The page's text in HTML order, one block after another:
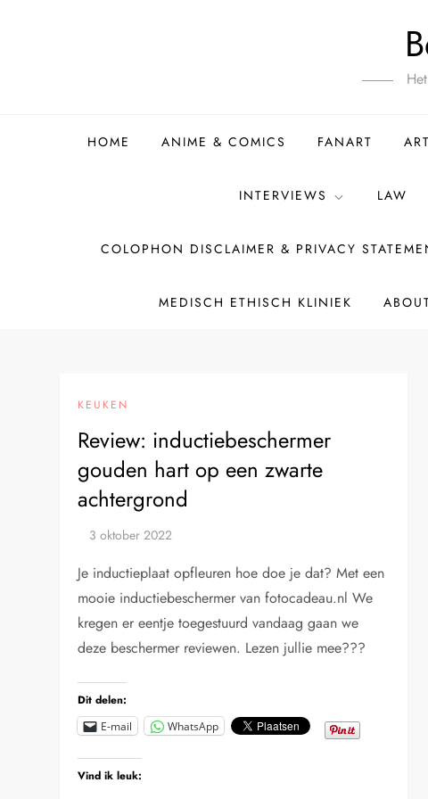
HOME ANIME & COMICS FANART ART
INTERVIEWS LAW
COLOPHON DISCLAIMER & PRIVACY
MEDISCH ETHISCH KLINIEK
KEUKEN
Review: inductiebeschermer
gouden hart op een zwarte
achtergrond
Je inductieplaat opfleuren hoe doe je dat? Met een
mooie inductiebeschermer van fotocadeau.nl We
kregen er eentje toegestuurd vandaag gaan we
deze beschermer reviewen. Lezen jullie mee???
Dit delen:
E-mail WhatsApp
Vind ik leuk: